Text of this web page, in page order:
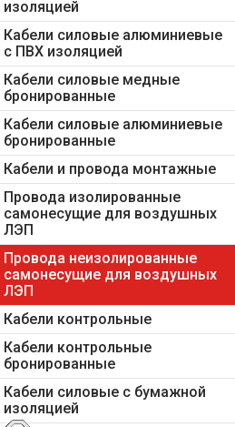
изоляцией
Кабели силовые алюминиевые
с ПВХ изоляцией
Кабели силовые медные
бронированные
Кабели силовые алюминиевые
бронированные
Кабели и провода монтажные
Провода изолированные
самонесущие для воздушных
ЛЭП
Провода неизолированные
самонесущие для воздушных
ЛЭП
Кабели контрольные
Кабели контрольные
бронированные
Кабели силовые с бумажной
изоляцией